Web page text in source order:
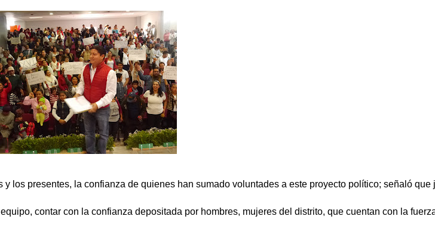
los presentes, la confianza de quienes han sumado voluntades a este proyecto político; señaló
contar con la confianza depositada por hombres, mujeres del distrito, que cuentan con la